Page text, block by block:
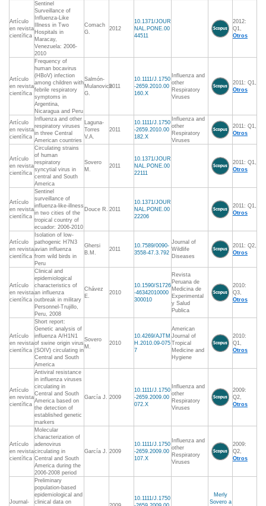
Artículo
en revista
científica
Sentinel
Surveillance of
Influenza-Like
Illness in Two
Hospitals in
Maracay,
Venezuela: 2006-
2010
Comach
G.
2012
10.1371/JOUR
NAL.PONE.00
44511
2012:
Q1,
Otros
Artículo
en revista
científica
Frequency of
human bocavirus
(HBoV) infection
among children with
febrile respiratory
symptoms in
Argentina,
Nicaragua and Peru
Salmón-
Mulanovich
G.
2011
10.1111/J.1750
-2659.2010.00
160.X
Influenza and
other
Respiratory
Viruses
2011: Q1,
Otros
Artículo
en revista
científica
Influenza and other
respiratory viruses
in three Central
American countries
Laguna-
Torres
V.A.
2011
10.1111/J.1750
-2659.2010.00
182.X
Influenza and
other
Respiratory
Viruses
2011: Q1,
Otros
Artículo
en revista
científica
Circulating strains
of human
respiratory
syncytial virus in
central and South
America
Sovero
M.
2011
10.1371/JOUR
NAL.PONE.00
22111
2011: Q1,
Otros
Artículo
en revista
científica
Sentinel
surveillance of
influenza-like-illness
in two cities of the
tropical country of
ecuador: 2006-2010
Douce R. 2011
10.1371/JOUR
NAL.PONE.00
22206
2011: Q1,
Otros
Artículo
en revista
científica
Isolation of low-
pathogenic H7N3
avian influenza
from wild birds in
Peru
Ghersi
B.M.
2011
10.7589/0090-
3558-47.3.792
Journal of
Wildlife
Diseases
2011: Q2,
Otros
Artículo
en revista
científica
Clinical and
epidemiological
characteristics of
an influenza
outbreak in military
Personnel-Trujillo,
Peru, 2008
Chávez
E.
2010
10.1590/S1726
-46342010000
300010
Revista
Peruana de
Medicina de
Experimental
y Salud
Publica
2010:
Q3,
Otros
Artículo
en revista
científica
Short report:
Genetic analysis of
influenza A/H1N1
of swine origin virus
(SOIV) circulating in
Central and South
America
Sovero
M.
2010
10.4269/AJTM
H.2010.09-075
7
American
Journal of
Tropical
Medicine and
Hygiene
2010:
Q1,
Otros
Artículo
en revista
científica
Antiviral resistance
in influenza viruses
circulating in
Central and South
America based on
the detection of
established genetic
markers
García J. 2009
10.1111/J.1750
-2659.2009.00
072.X
Influenza and
other
Respiratory
Viruses
2009:
Q2,
Otros
Artículo
en revista
científica
Molecular
characterization of
adenovirus
circulating in
Central and South
America during the
2006-2008 period
García J. 2009
10.1111/J.1750
-2659.2009.00
107.X
Influenza and
other
Respiratory
Viruses
2009:
Q2,
Otros
Journal-
Preliminary
population-based
epidemiological and
clinical data on
10.1111/J.1750
Merly
Sovero a